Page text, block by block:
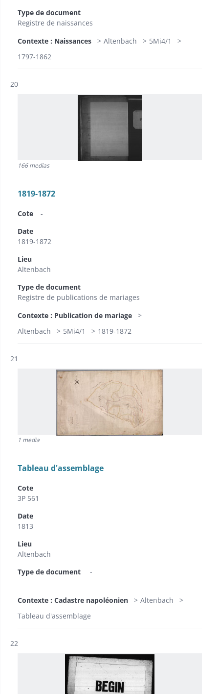
Type de document
Registre de naissances
Contexte : Naissances
Altenbach
5Mi4/1
1797-1862
Résultat n°
20
166 medias
1819-1872
Cote
-
Date
1819-1872
Lieu
Altenbach
Type de document
Registre de publications de mariages
Contexte : Publication de mariage
Altenbach
5Mi4/1 1819-1872
Résultat n°
21
1 media
Tableau d'assemblage
Cote
3P 561
Date
1813
Lieu
Altenbach
Type de document
-
Contexte : Cadastre napoléonien
Altenbach
Tableau d'assemblage
Résultat n°
22